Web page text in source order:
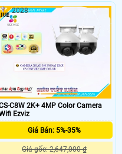
C8W 2K+ 4MP Color Camera
Ezviz
Giá Bán: 5%-35%
Giá gốc: 2,647,000 ₫
2028